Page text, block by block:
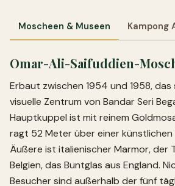
Moscheen & Museen Kampong
Omar-Ali-Saifuddien-
Erbaut zwischen 1954 und 1958, das
visuelle Zentrum von Bandar Seri
Hauptkuppel ist mit reinem
ragt 52 Meter über einer künstlichen
Äußere ist italienischer Marmor, der
Belgien, das Buntglas aus England.
Besucher sind außerhalb der fünf